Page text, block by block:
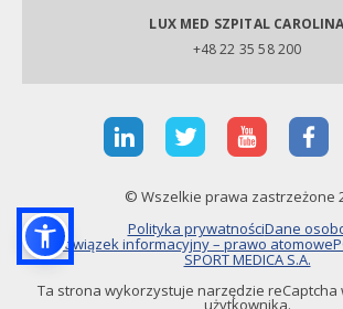
LUX MED SZPITAL CAROLINA
+48 22 35 58 200
© Wszelkie prawa zastrzeżone
Polityka prywatnościDane
Obowiązek informacyjny – prawo atomowe
SPORT MEDICA S.A.
Ta strona wykorzystuje narzędzie reCaptcha
użytkownika.